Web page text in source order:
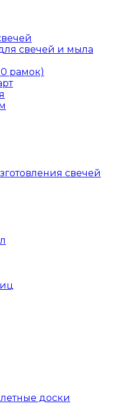
свечей и мыла
рамок)
свечей
доски